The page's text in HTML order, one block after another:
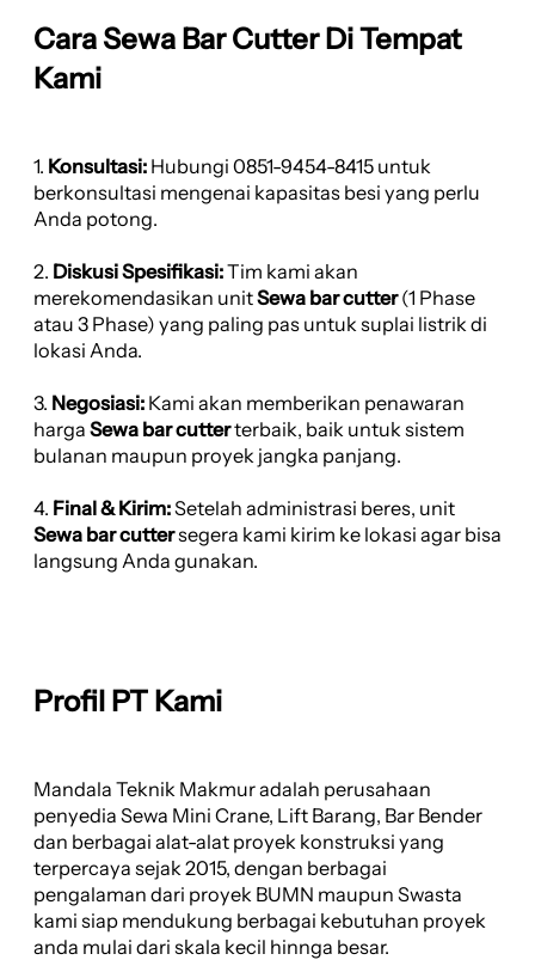
Cara Sewa Bar Cutter Di Tempat
Kami
1. Konsultasi: Hubungi 0851-9454-8415 untuk
berkonsultasi mengenai kapasitas besi yang perlu
Anda potong.
2. Diskusi Spesifikasi:Tim kami akan
merekomendasikan unitSewa bar cutter(1 Phase
atau 3 Phase) yang paling pas untuk suplai listrik di
lokasi Anda.
3. Negosiasi: Kami akan memberikan penawaran
harga Sewa bar cutterterbaik, baik untuk sistem
bulanan maupun proyek jangka panjang.
4. Final & Kirim:Setelah administrasi beres, unit
Sewa bar cuttersegera kami kirim ke lokasi agar bisa
langsung Anda gunakan.
Profil PT Kami
Mandala Teknik Makmur adalah perusahaan
penyedia Sewa Mini Crane, Lift Barang, Bar Bender
dan berbagai alat-alat proyek konstruksi yang
terpercaya sejak 2015, dengan berbagai
pengalaman dari proyek BUMN maupun Swasta
kami siap mendukung berbagai kebutuhan proyek
anda mulai dari skala kecil hinnga besar.